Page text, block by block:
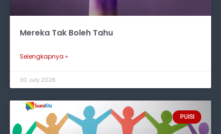
Mereka Tak Boleh Tahu
Selengkapnya »
30 July 2026
PUISI